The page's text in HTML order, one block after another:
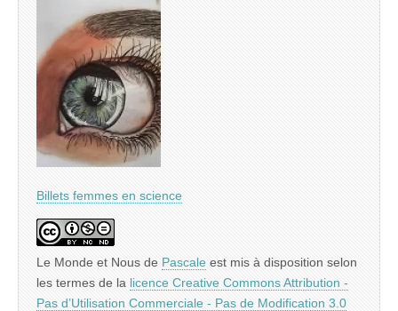
Billets femmes en science
Le Monde et Nous de Pascale est mis à disposition selon
les termes de la licence Creative Commons Attribution -
Pas d’Utilisation Commerciale - Pas de Modification 3.0